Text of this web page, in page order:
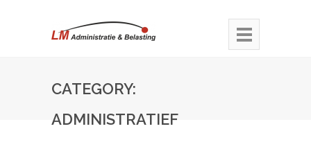
CATEGORY:
ADMINISTRATIEF